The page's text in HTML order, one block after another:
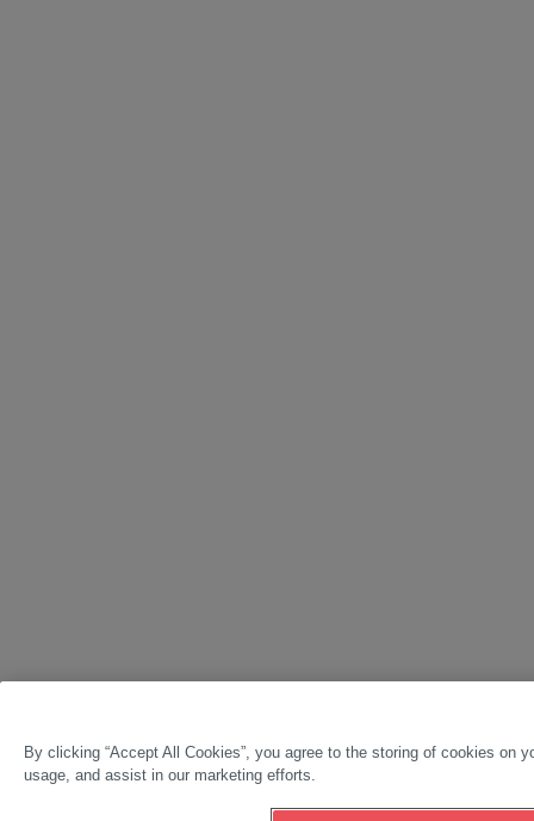
By clicking “Accept All Cookies”, you agree to the storing of cookies on
usage, and assist in our marketing efforts.